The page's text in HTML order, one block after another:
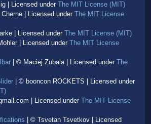
| Licensed under The MIT License (MIT)
| Licensed under The MIT License
| Licensed under The MIT License (MIT)
| Licensed under The MIT License
| © Maciej Zubala | Licensed under The
| © booncon ROCKETS | Licensed under
| Licensed under The MIT License
| © Tsvetan Tsvetkov | Licensed